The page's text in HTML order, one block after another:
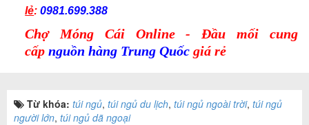
lẻ:0981.699.388
Chợ Móng Cái Online - Đầu mối cung
cấp nguồn hàng Trung Quốc giá rẻ
Từ khóa: túi ngủ, túi ngủ du lịch, túi ngủ ngoài trời, túi ngủ
người lớn, túi ngủ dã ngoại